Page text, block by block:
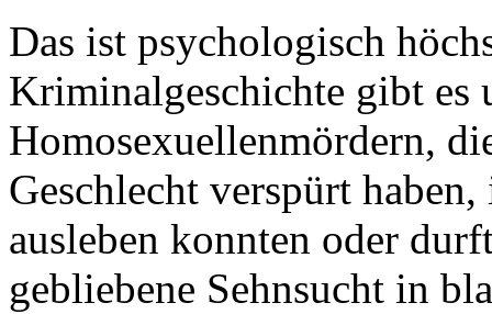
Das ist psychologisch
Kriminalgeschichte gibt es
Homosexuellenmördern,
Geschlecht verspürt
ausleben konnten oder
gebliebene Sehnsucht in